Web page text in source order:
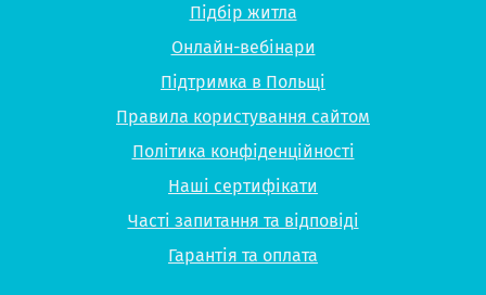
Підбір житла
Онлайн-вебінари
Підтримка в Польщі
Правила користування сайтом
Політика конфіденційності
Наші сертифікати
Часті запитання та відповіді
Гарантія та оплата